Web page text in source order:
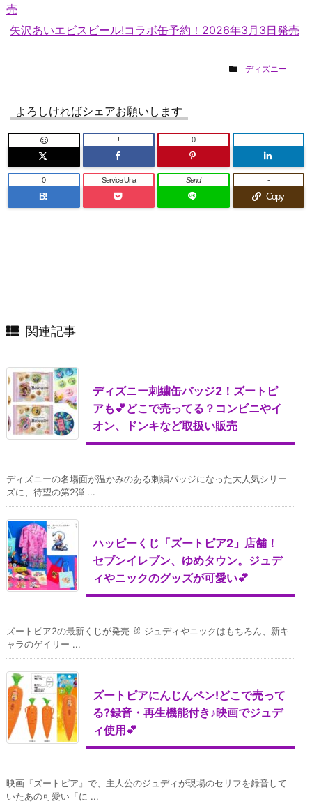
売
矢沢あいエビスビール!コラボ缶予約！2026年3月3日発売
ディズニー
よろしければシェアお願いします
! 0 -
B!
0 Service Una Send
Copy
-
関連記事
ディズニー刺繍缶バッジ2！ズートピ
アも💕どこで売ってる？コンビニやイ
オン、ドンキなど取扱い販売
ディズニーの名場面が温かみのある刺繍バッジになった大人気シリー
ズに、待望の第2弾 ...
ハッピーくじ「ズートピア2」店舗！
セブンイレブン、ゆめタウン。ジュデ
ィやニックのグッズが可愛い💕
ズートピア2の最新くじが発売 🐰 ジュディやニックはもちろん、新キ
ャラのゲイリー ...
ズートピアにんじんペン!どこで売って
る?録音・再生機能付き♪映画でジュデ
ィ使用💕
映画『ズートピア』で、主人公のジュディが現場のセリフを録音して
いたあの可愛い「に ...